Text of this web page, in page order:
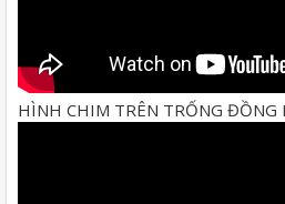
HÌNH CHIM TRÊN TRỐNG ĐỒNG